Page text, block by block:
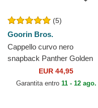
(5)
Goorin Bros.
Cappello curvo nero
snapback Panther Golden
Suede The Farm Goorin
Bros.
EUR 44,95
Garantita entro 11 - 12 ago.